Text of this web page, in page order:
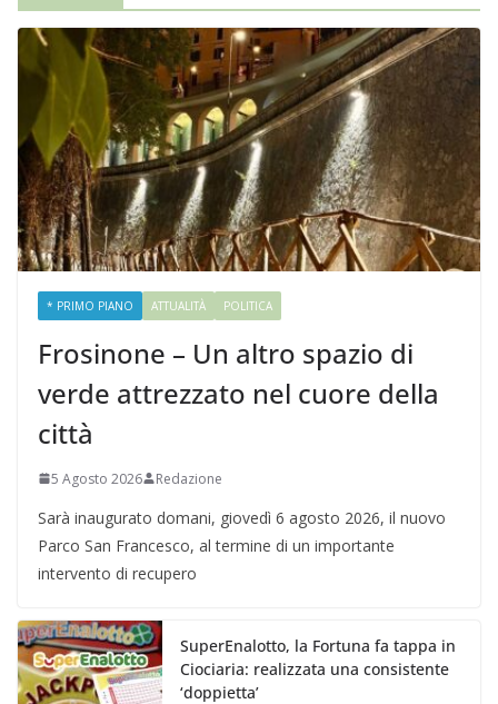
* PRIMO PIANO ATTUALITÀ POLITICA
Frosinone – Un altro spazio di
verde attrezzato nel cuore della
città
5 Agosto 2026 Redazione
Sarà inaugurato domani, giovedì 6 agosto 2026, il nuovo
Parco San Francesco, al termine di un importante
intervento di recupero
SuperEnalotto, la Fortuna fa tappa in
Ciociaria: realizzata una consistente
‘doppietta’